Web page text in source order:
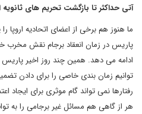
آتی حداکثر تا بازگشت تحریم های ثانویه
ما هنوز هم برخی از اعضای اتحادیه
پاریس در زمان انعقاد برجام نقش مخرب
ادامه می دهد. همین چند روز اخیر
توانیم زمان بندی خاصی را برای دادن
رفتارها نمی تواند گام موثری برای ایجاد
هر از گاهی هم مسائل غیر برجامی را به